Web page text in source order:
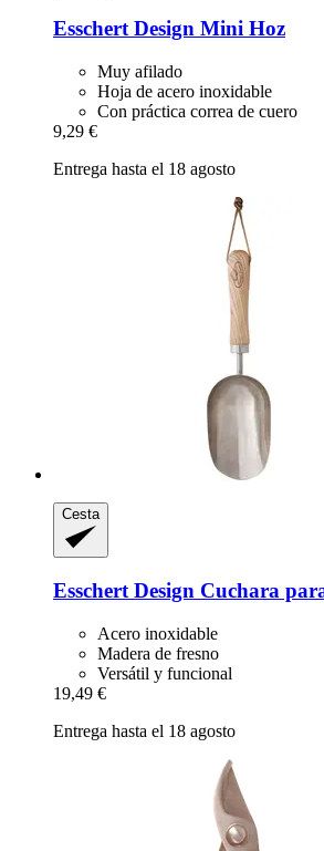
Esschert Design Mini Hoz
Muy afilado
Hoja de acero inoxidable
Con práctica correa de cuero
9,29 €
Entrega hasta el 18 agosto
Cesta
Esschert Design Cuchara
Acero inoxidable
Madera de fresno
Versátil y funcional
19,49 €
Entrega hasta el 18 agosto